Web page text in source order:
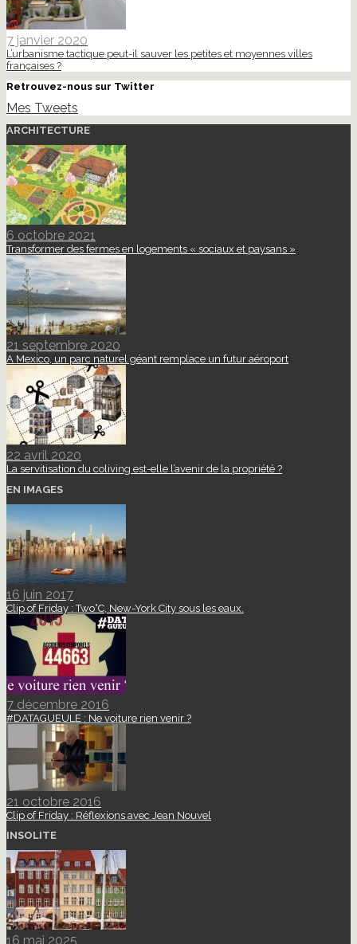
7 janvier 2020
L’urbanisme tactique peut-il sauver les petites et moyennes villes
françaises ?
Retrouvez-nous sur Twitter
Mes Tweets
ARCHITECTURE
6 octobre 2021
Transformer des fermes en logements « sociaux et paysans »
21 septembre 2020
A Mexico, un parc naturel géant remplace un futur aéroport
22 avril 2020
La servitisation du coliving est-elle l’avenir de la propriété ?
EN IMAGES
16 juin 2017
Clip of Friday : Two°C, New-York City sous les eaux.
7 décembre 2016
#DATAGUEULE : Ne voiture rien venir ?
21 octobre 2016
Clip of Friday : Réflexions avec Jean Nouvel
INSOLITE
16 mai 2025